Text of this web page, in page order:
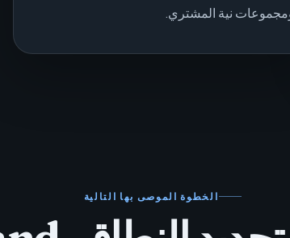
نية المشتري.
الخطوة الموصى بها التالية